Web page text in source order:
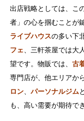
出店戦略としては、こ
者」の心を掴むことが
ライブハウスの多い下
フェ、三軒茶屋では大
望です。物販では、 古
専門店が、他エリアか
ロン、 パーソナルジム
も、高い需要が期待で